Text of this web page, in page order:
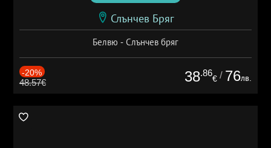
Слънчев Бряг
Белвю - Слънчев бряг
-20%
48.57€ 38.86
€ / 76лв.